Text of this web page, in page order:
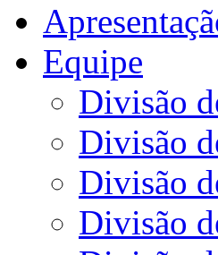
Equipe
Divisão
Divisão
Divisão
Divisão